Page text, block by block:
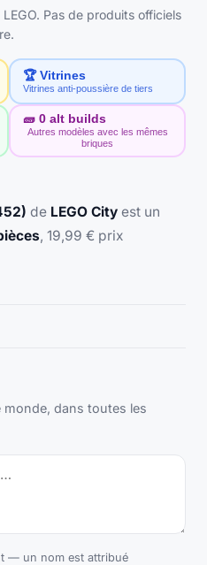
Pas de produits officiels
🏆 Vitrines
Vitrines anti-poussière de tiers
🧱 0 alt builds
Autres modèles avec les mêmes
briques
de LEGO City est un
, 19,99 € prix
dans toutes les
— un nom est attribué